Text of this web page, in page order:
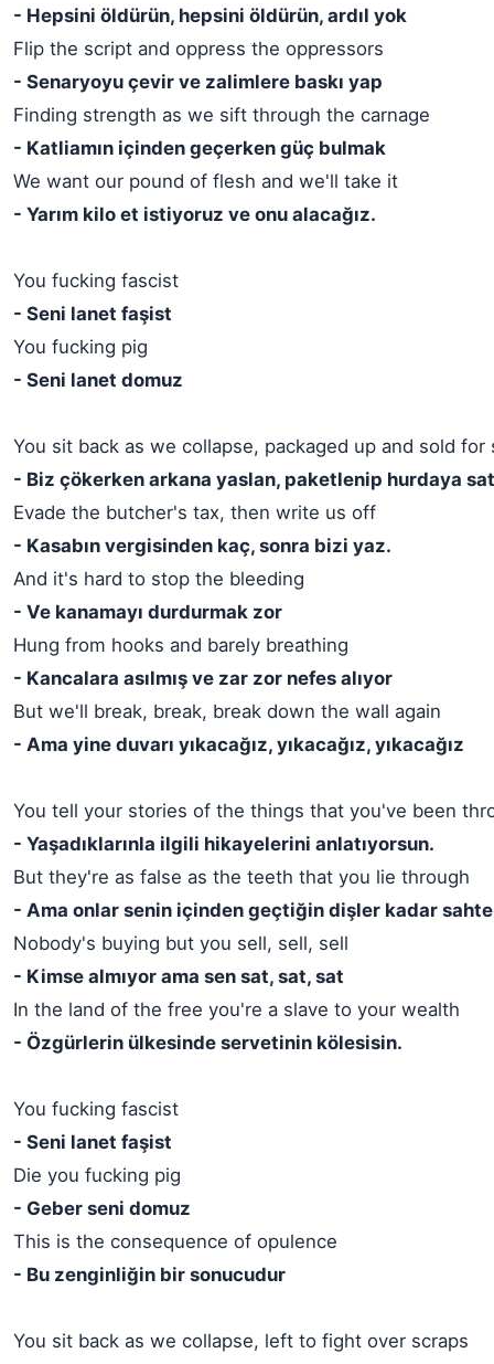
- Hepsini öldürün, hepsini öldürün, ardıl yok
Flip the script and oppress the oppressors
- Senaryoyu çevir ve zalimlere baskı yap
Finding strength as we sift through the carnage
- Katliamın içinden geçerken güç bulmak
We want our pound of flesh and we'll take it
- Yarım kilo et istiyoruz ve onu alacağız.
You fucking fascist
- Seni lanet faşist
You fucking pig
- Seni lanet domuz
You sit back as we collapse, packaged up and sold for
- Biz çökerken arkana yaslan, paketlenip hurdaya
Evade the butcher's tax, then write us off
- Kasabın vergisinden kaç, sonra bizi yaz.
And it's hard to stop the bleeding
- Ve kanamayı durdurmak zor
Hung from hooks and barely breathing
- Kancalara asılmış ve zar zor nefes alıyor
But we'll break, break, break down the wall again
- Ama yine duvarı yıkacağız, yıkacağız, yıkacağız
You tell your stories of the things that you've been
- Yaşadıklarınla ilgili hikayelerini anlatıyorsun.
But they're as false as the teeth that you lie through
- Ama onlar senin içinden geçtiğin dişler kadar
Nobody's buying but you sell, sell, sell
- Kimse almıyor ama sen sat, sat, sat
In the land of the free you're a slave to your wealth
- Özgürlerin ülkesinde servetinin kölesisin.
You fucking fascist
- Seni lanet faşist
Die you fucking pig
- Geber seni domuz
This is the consequence of opulence
- Bu zenginliğin bir sonucudur
You sit back as we collapse, left to fight over scraps